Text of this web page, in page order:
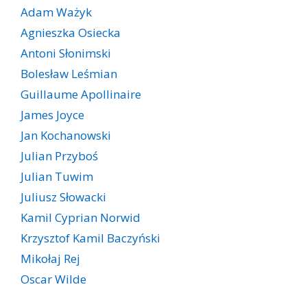
Adam Ważyk
Agnieszka Osiecka
Antoni Słonimski
Bolesław Leśmian
Guillaume Apollinaire
James Joyce
Jan Kochanowski
Julian Przyboś
Julian Tuwim
Juliusz Słowacki
Kamil Cyprian Norwid
Krzysztof Kamil Baczyński
Mikołaj Rej
Oscar Wilde